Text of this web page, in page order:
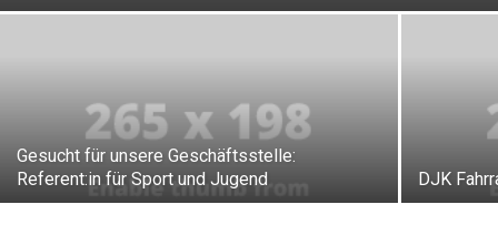
Gesucht für unsere Geschäftsstelle:
Referent:in für Sport und Jugend
DJK